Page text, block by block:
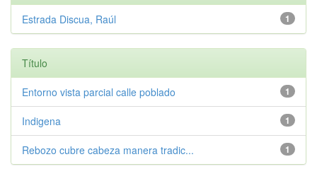
1
Estrada Discua, Raúl
Título
1
Entorno vista parcial calle poblado
1
Indigena
1
Rebozo cubre cabeza manera tradic...